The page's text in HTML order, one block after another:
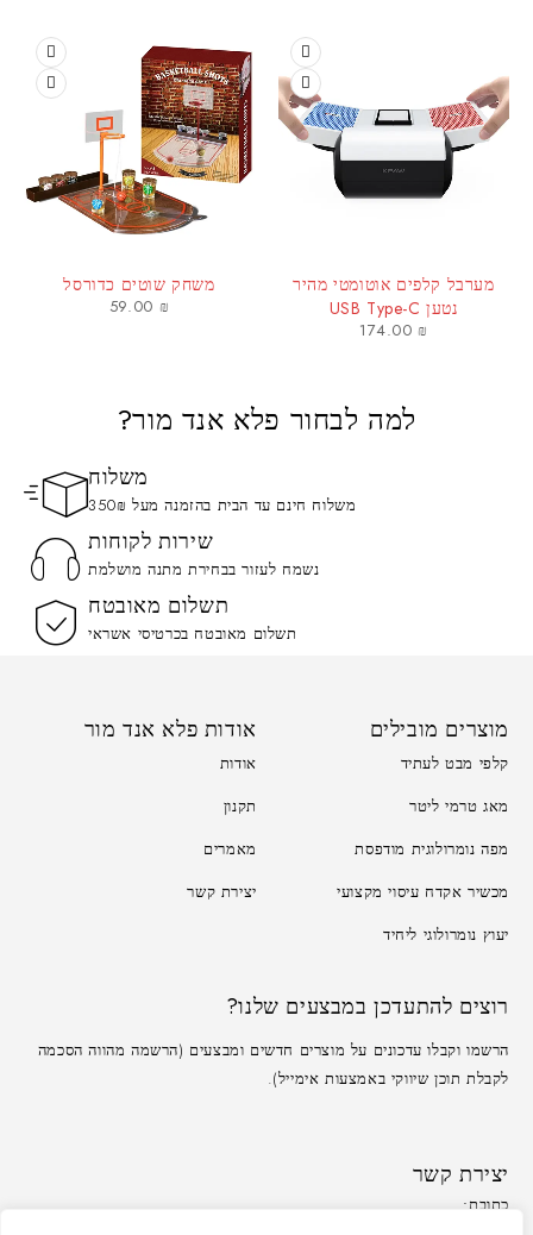
מערבל קלפים אוטומטי מהיר
נטען USB Type-C
174.00₪
משחק שוטים כדורסל
59.00 ₪
למה לבחור פלא אנד מור?
משלוח
משלוח חינם עד הבית בהזמנה מעל 350₪
שירות לקוחות
נשמח לעזור בבחירת מתנה מושלמת
תשלום מאובטח
תשלום מאובטח בכרטיסי אשראי
יצירת קשר
כתובת:
מוצרים מובילים
קלפי מבט לעתיד
מאג טרמי ליטר
מפה נומרולוגית מודפסת
מכשיר אקדח עיסוי מקצועי
יעוץ נומרולוגי ליחיד
אודות פלא אנד מור
אודות
תקנון
מאמרים
יצירת קשר
רוצים להתעדכן במבצעים שלנו?
הרשמו וקבלו עדכונים על מוצרים חדשים ומבצעים (הרשמה מהווה הסכמה
לקבלת תוכן שיווקי באמצעות אימייל).